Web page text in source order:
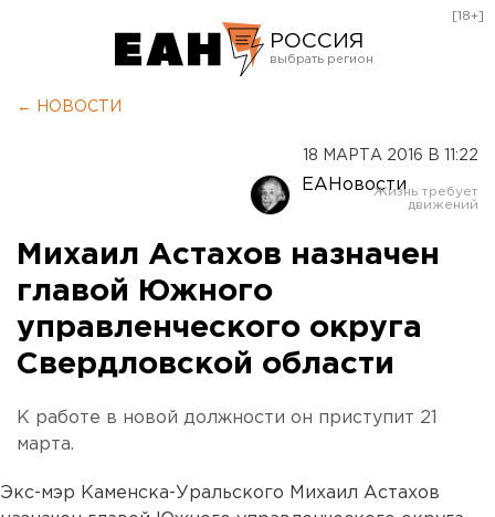
РОССИЯ
Оренбург
[18+]
← НОВОСТИ
18 МАРТА 2016 В 11:22
ЕАНовости
Михаил Астахов назначен
главой Южного
управленческого округа
Свердловской области
К работе в новой должности он приступит 21
марта.
Экс-мэр Каменска-Уральского Михаил Астахов